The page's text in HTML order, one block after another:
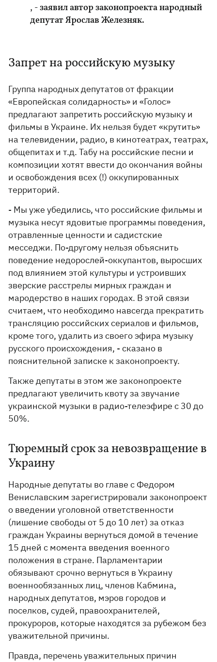
, - заявил автор законопроекта народный
депутат Ярослав Железняк.
Запрет на российскую музыку
Группа народных депутатов от фракции
«Европейская солидарность» и «Голос»
предлагают запретить российскую музыку и
фильмы в Украине. Их нельзя будет «крутить»
на телевидении, радио, в кинотеатрах, театрах,
общепитах и т.д. Табу на российские песни и
композиции хотят ввести до окончания войны
и освобождения всех (!) оккупированных
территорий.
- Мы уже убедились, что российские фильмы и
музыка несут ядовитые программы поведения,
отравленные ценности и садистские
месседжи. По-другому нельзя объяснить
поведение недорослей-оккупантов, выросших
под влиянием этой культуры и устроивших
зверские расстрелы мирных граждан и
мародерство в наших городах. В этой связи
считаем, что необходимо навсегда прекратить
трансляцию российских сериалов и фильмов,
кроме того, удалить из своего эфира музыку
русского происхождения, - сказано в
пояснительной записке к законопроекту.
Также депутаты в этом же законопроекте
предлагают увеличить квоту за звучание
украинской музыки в радио-телеэфире с 30 до
50%.
Тюремный срок за невозвращение в
Украину
Народные депутаты во главе с Федором
Вениславским зарегистрировали законопроект
о введении уголовной ответственности
(лишение свободы от 5 до 10 лет) за отказ
граждан Украины вернуться домой в течение
15 дней с момента введения военного
положения в стране. Парламентарии
обязывают срочно вернуться в Украину
военнообязанных лиц, членов Кабмина,
народных депутатов, мэров городов и
поселков, судей, правоохранителей,
прокуроров, которые находятся за рубежом без
уважительной причины.
Правда, перечень уважительных причин